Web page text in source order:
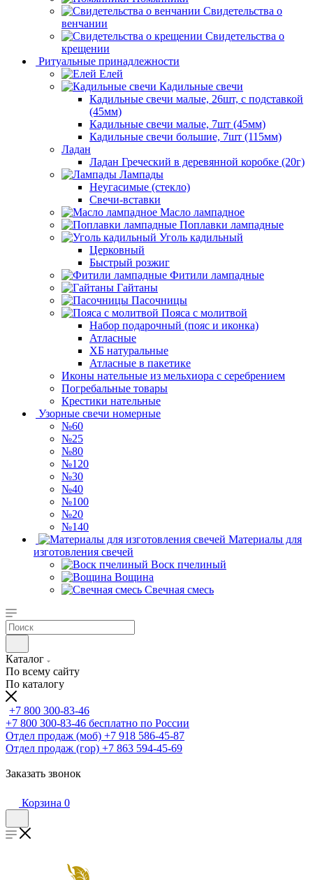
Свидетельства о
венчании
Свидетельства о
крещении
Ритуальные принадлежности
Елей
Кадильные свечи
Кадильные свечи малые, 26шт, с подставкой
(45мм)
Кадильные свечи малые, 7шт (45мм)
Кадильные свечи большие, 7шт (115мм)
Ладан
Ладан Греческий в деревянной коробке (20г)
Лампады
Неугасимые (стекло)
Свечи-вставки
Масло лампадное
Поплавки лампадные
Уголь кадильный
Церковный
Быстрый розжиг
Фитили лампадные
Гайтаны
Пасочницы
Пояса с молитвой
Набор подарочный (пояс и иконка)
Атласные
ХБ натуральные
Атласные в пакетике
Иконы нательные из мельхиора с серебрением
Погребальные товары
Крестики нательные
Узорные свечи номерные
№60
№25
№80
№120
№30
№40
№100
№20
№140
Материалы для
изготовления свечей
Воск пчелиный
Вощина
Свечная смесь
Каталог
По всему сайту
По каталогу
+7 800 300-83-46
+7 800 300-83-46 бесплатно по России
Отдел продаж (моб) +7 918 586-45-87
Отдел продаж (гор) +7 863 594-45-69
Заказать звонок
Корзина 0